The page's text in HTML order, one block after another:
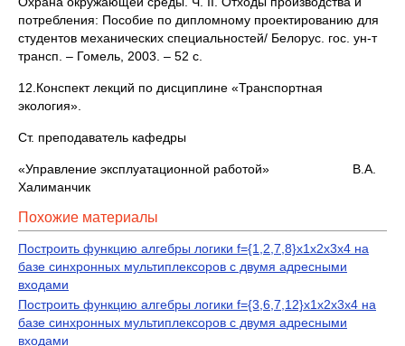
потребления: Пособие по дипломному проектированию для
студентов механических специальностей/ Белорус. гос. ун-т
трансп. – Гомель, 2003. – 52 с.
12.Конспект лекций по дисциплине «Транспортная
экология».
Ст. преподаватель кафедры
«Управление эксплуатационной работой» В.А.
Халиманчик
Похожие материалы
Построить функцию алгебры логики f={1,2,7,8}x1x2x3x4 на
базе синхронных мультиплексоров с двумя адресными
входами
Построить функцию алгебры логики f={3,6,7,12}x1x2x3x4 на
базе синхронных мультиплексоров с двумя адресными
входами